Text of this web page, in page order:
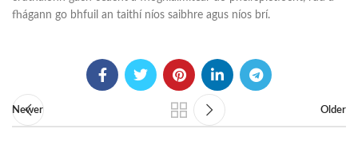
fhágann go bhfuil an taithí níos saibhre agus níos brí.
Newer Older